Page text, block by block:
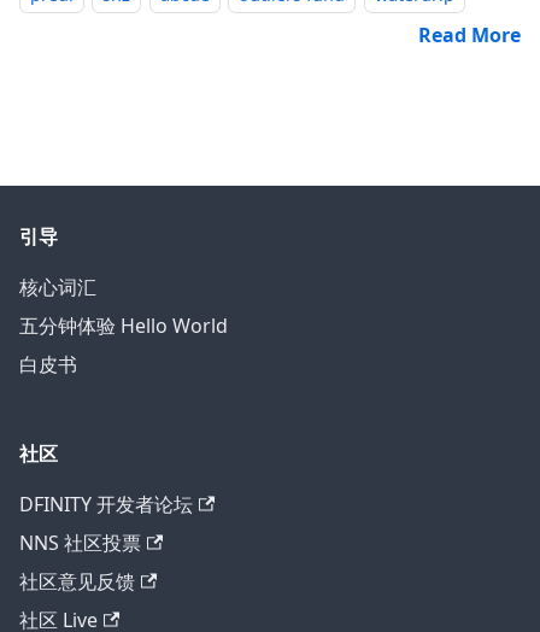
Read More
引导
核心词汇
五分钟体验 Hello World
白皮书
社区
DFINITY 开发者论坛
NNS 社区投票
社区意见反馈
社区 Live